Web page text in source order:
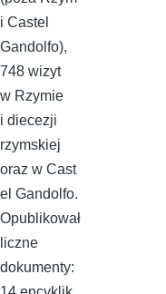
i Castel
Gandolfo),
748 wizyt
w Rzymie
i diecezji
rzymskiej
oraz w Cast
el Gandolfo.
Opublikował
liczne
dokumenty: